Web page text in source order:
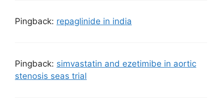
Pingback: repaglinide in india
Pingback: simvastatin and ezetimibe in aortic
stenosis seas trial